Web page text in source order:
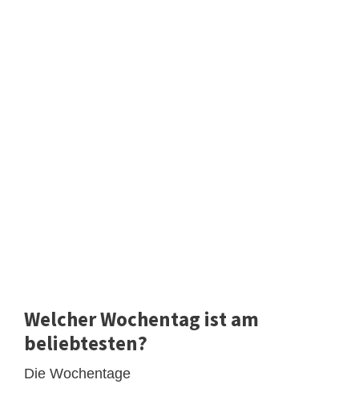
Welcher Wochentag ist am
beliebtesten?
Die Wochentage